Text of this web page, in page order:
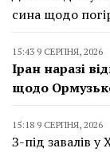
сина щодо
15:43 9 СЕРПНЯ, 2026
Іран наразі
щодо
15:18 9 СЕРПНЯ, 2026
З-під завалів у